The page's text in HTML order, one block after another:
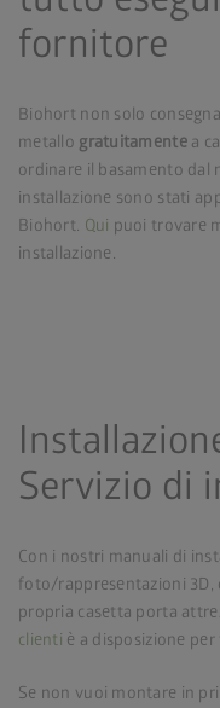
fornitore
Biohort non solo
metallo gratuitamentea
ordinare il basamento dal
installazione sono stati
Biohort. Qui puoi trovare
installazione.
Servizio di
Con i nostri manuali di
foto/rappresentazioni 3D,
propria casetta porta
clienti è a disposizione
Se non vuoi montare in